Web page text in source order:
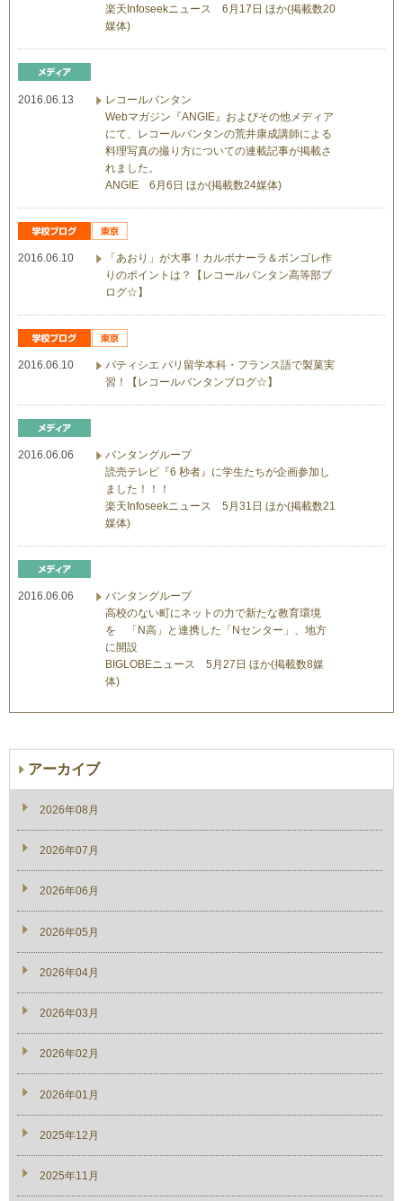
楽天Infoseekニュース 6月17日 ほか(掲載数20
媒体)
2016.06.13
レコールバンタン
Webマガジン『ANGIE』およびその他メディア
にて、レコールバンタンの荒井康成講師による
料理写真の撮り方についての連載記事が掲載さ
れました。
ANGIE 6月6日 ほか(掲載数24媒体)
2016.06.10
「あおり」が大事！カルボナーラ＆ボンゴレ作
りのポイントは？【レコールバンタン高等部ブ
ログ☆】
2016.06.10
パティシエ パリ留学本科・フランス語で製菓実
習！【レコールバンタンブログ☆】
2016.06.06
バンタングループ
読売テレビ『6 秒者』に学生たちが企画参加し
ました！！！
楽天Infoseekニュース 5月31日 ほか(掲載数21
媒体)
2016.06.06
バンタングループ
高校のない町にネットの力で新たな教育環境
を 「N高」と連携した「Nセンター」、地方
に開設
BIGLOBEニュース 5月27日 ほか(掲載数8媒
体)
アーカイブ
2026年08月
2026年07月
2026年06月
2026年05月
2026年04月
2026年03月
2026年02月
2026年01月
2025年12月
2025年11月